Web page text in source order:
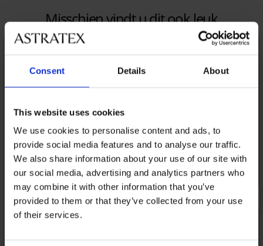
Consent Details About
This website uses cookies
We use cookies to personalise content and ads, to
provide social media features and to analyse our traffic.
We also share information about your use of our site with
our social media, advertising and analytics partners who
may combine it with other information that you’ve
provided to them or that they’ve collected from your use
of their services.
Misschien vindt u dit ook leuk